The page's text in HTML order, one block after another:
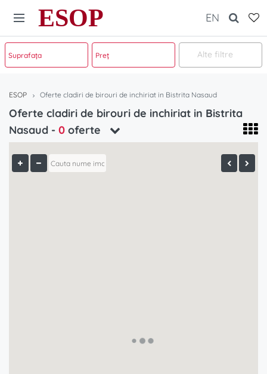
ESOP EN
Alte filtre
ESOP Oferte cladiri de birouri de inchiriat in Bistrita Nasaud
Oferte cladiri de birouri de inchiriat in Bistrita
Nasaud - 0 oferte